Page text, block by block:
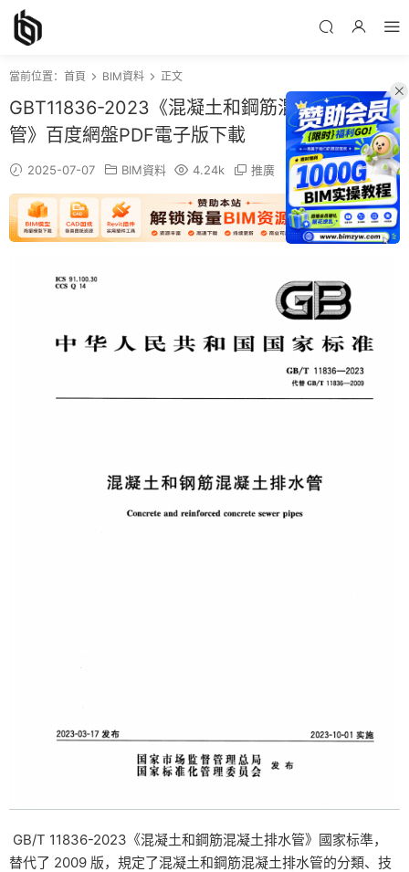
當前位置： 首頁 BIM資料 正文
GBT11836-2023《混凝土和鋼筋混凝土排水
管》百度網盤PDF電子版下載
2025-07-07 BIM資料 4.24k 推廣
GB/T 11836-2023《混凝土和鋼筋混凝土排水管》國家标準，
替代了 2009 版，規定了混凝土和鋼筋混凝土排水管的分類、技